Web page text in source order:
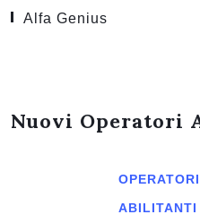
Alfa Genius
Nuovi Operatori
OPERATORI
ABILITANTI